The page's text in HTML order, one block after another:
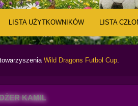
LISTA UŻYTKOWNIKÓW LISTA
Wild Dragons Futbol Cup.
KAMIL